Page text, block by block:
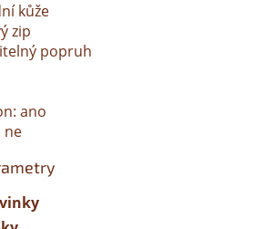
kůže
zip
popruh
ano
ne